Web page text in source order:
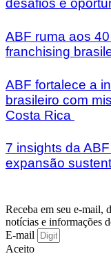
ABF ruma aos
franchising
ABF fortalece a
brasileiro com
Costa Rica
7 insights da
expansão
Receba em seu e-mail,
notícias e informações
E-mail
Aceito